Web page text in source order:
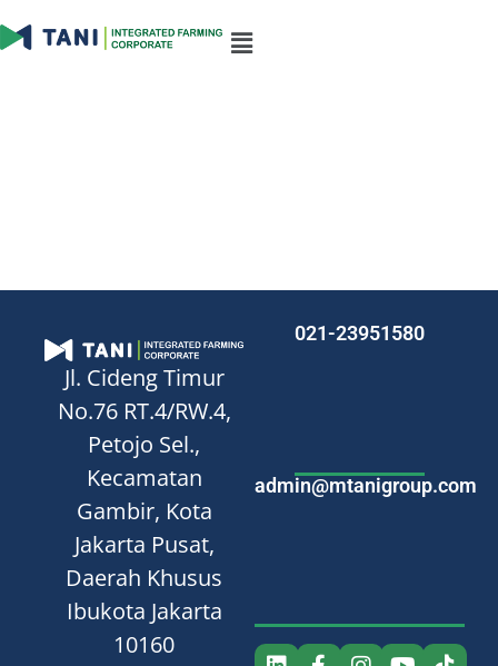
Jl. Cideng Timur
No.76 RT.4/RW.4,
Petojo Sel.,
Kecamatan
Gambir, Kota
Jakarta Pusat,
Daerah Khusus
Ibukota Jakarta
10160
021-23951580
admin@mtanigroup.com